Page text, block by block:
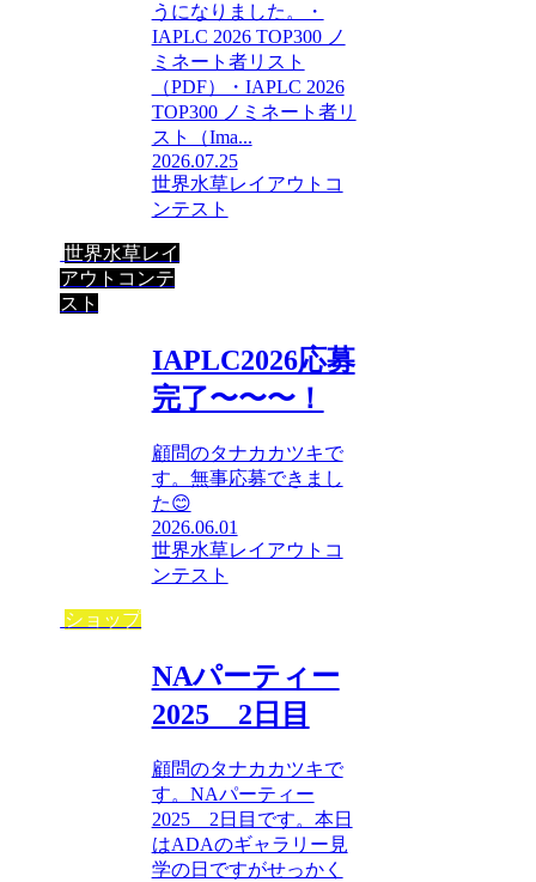
うになりました。・
IAPLC 2026 TOP300 ノ
ミネート者リスト
（PDF）・IAPLC 2026
TOP300 ノミネート者リ
スト（Ima...
2026.07.25
世界水草レイアウトコ
ンテスト
世界水草レイ
アウトコンテ
スト
IAPLC2026応募
完了〜〜〜！
顧問のタナカカツキで
す。無事応募できまし
た😊
2026.06.01
世界水草レイアウトコ
ンテスト
ショップ
NAパーティー
2025 2日目
顧問のタナカカツキで
す。NAパーティー
2025 2日目です。本日
はADAのギャラリー見
学の日ですがせっかく